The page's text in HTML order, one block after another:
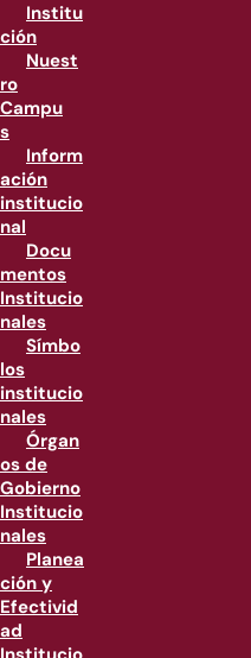
Institu
ción
Nuest
ro
Campu
s
Inform
ación
institucio
nal
Docu
mentos
Institucio
nales
Símbo
los
institucio
nales
Órgan
os de
Gobierno
Institucio
nales
Planea
ción y
Efectivid
ad